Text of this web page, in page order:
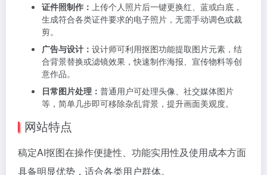
证件照制作： 上传个人照片后一键更换红、蓝或白底，
生成符合各类证件要求的电子照片，无需手动调色或裁
剪。
广告与设计： 设计师可利用抠图功能提取图片元素，结
合背景替换或滤镜效果，快速制作海报、宣传物料等创
意作品。
日常图片处理： 普通用户可处理头像、社交媒体图片
等，简单几步即可移除杂乱背景，提升画面美观度。
网站特点
稿定AI抠图在操作便捷性、功能实用性及使用成本方面
具备明显优势，适合各类用户群体。